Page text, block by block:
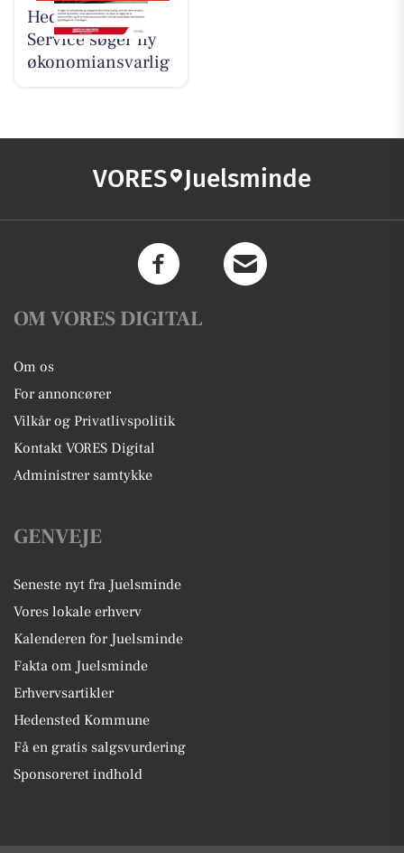
Hedensted VVS
Service søger ny
økonomiansvarlig
VORES Juelsminde
OM VORES DIGITAL
Om os
For annoncører
Vilkår og Privatlivspolitik
Kontakt VORES Digital
Administrer samtykke
GENVEJE
Seneste nyt fra Juelsminde
Vores lokale erhverv
Kalenderen for Juelsminde
Fakta om Juelsminde
Erhvervsartikler
Hedensted Kommune
Få en gratis salgsvurdering
Sponsoreret indhold